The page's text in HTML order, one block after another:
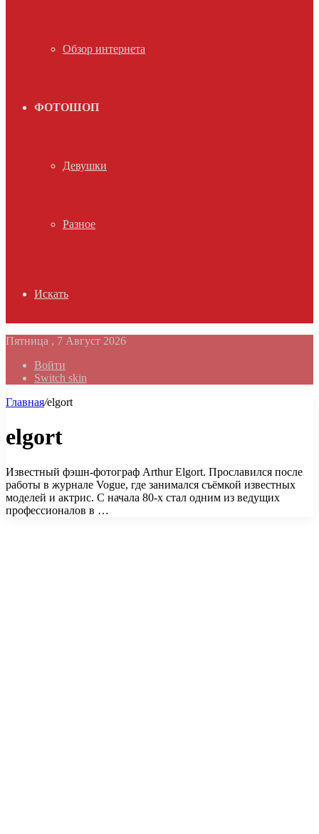
Обзор интернета
ФОТОШОП
Девушки
Разное
Искать
Пятница , 7 Август 2026
Войти
Switch skin
Главная/elgort
elgort
Известный фэшн-фотограф Arthur Elgort. Прославился после
работы в журнале Vogue, где занимался съёмкой известных
моделей и актрис. С начала 80-х стал одним из ведущих
профессионалов в …